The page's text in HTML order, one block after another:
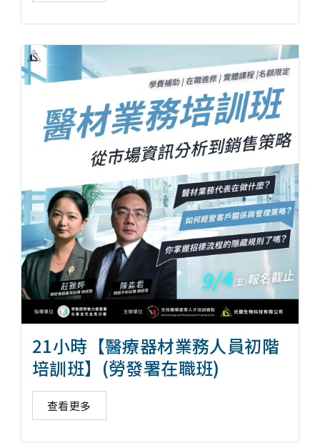
21小時【醫療器材業務人員初階
培訓班】(勞發署在職班)
查看更多